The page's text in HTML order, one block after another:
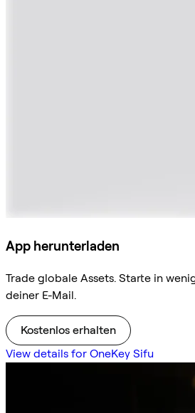
App herunterladen
Trade globale Assets. Starte in
deiner E-Mail.
Kostenlos erhalten
View details for OneKey Sifu